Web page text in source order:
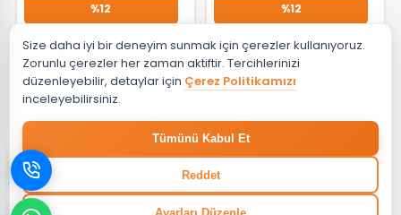
%12
₺ 35,82
%12
₺ 35,82
GELİNCE HABER VER
EVDEMA
Süpürgelik VTLTP.B654R-6
Size daha iyi bir deneyim sunmak için çerezler kullanıyoruz.
Zorunlu çerezler her zaman aktiftir. Tercihlerinizi
düzenleyebilir, detaylar için Çerez Politikamızı
inceleyebilirsiniz.
Tümünü Kabul Et
Reddet
Ayarları Düzenle